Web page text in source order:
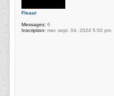
Fleaur
Messages: 6
Inscription: mer. sept. 04, 2024 5:50 pm